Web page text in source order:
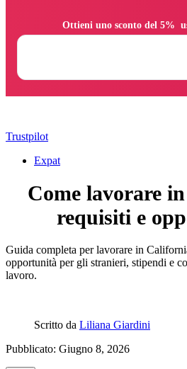
Trustpilot
Expat
Come lavorare
requisiti e
Guida completa per lavorare in
opportunità per gli stranieri, stipendi e
lavoro.
Scritto da Liliana Giardini
Pubblicato: Giugno 8, 2026